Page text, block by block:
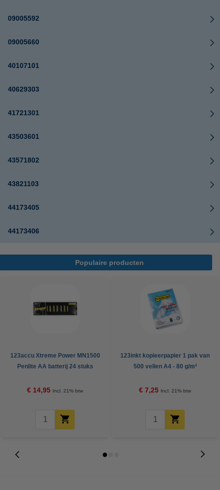
09005592
09005660
40107101
40629303
41721301
43503601
43571802
43821103
44173405
44173406
Populaire producten
123accu Xtreme Power MN1500
Penlite AA batterij 24 stuks
€ 14,95 Incl. 21% btw
123inkt kopieerpapier 1 pak van
500 vellen A4 - 80 g/m²
€ 7,25 Incl. 21% btw